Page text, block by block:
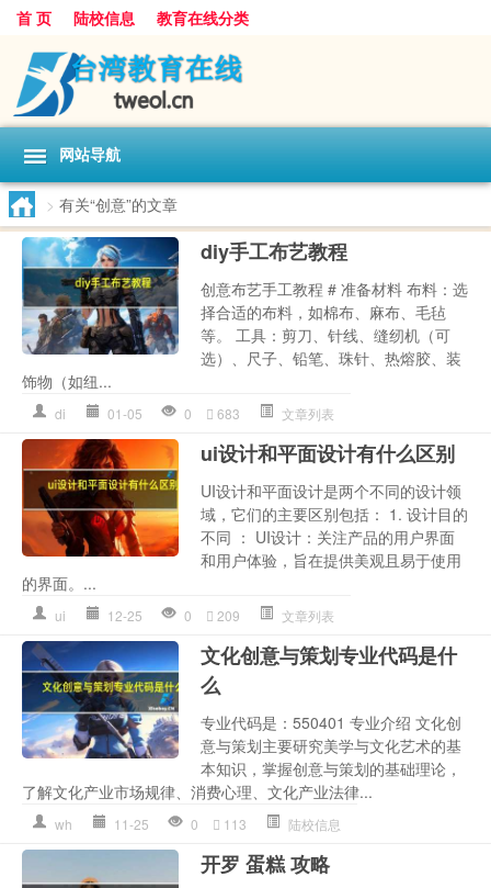
首 页 陆校信息 教育在线分类
网站导航
> 有关“创意”的文章
diy手工布艺教程
创意布艺手工教程 # 准备材料 布料：选
择合适的布料，如棉布、麻布、毛毡
等。 工具：剪刀、针线、缝纫机（可
选）、尺子、铅笔、珠针、热熔胶、装
饰物（如纽...
di 01-05 0 683 文章列表
ui设计和平面设计有什么区别
UI设计和平面设计是两个不同的设计领
域，它们的主要区别包括： 1. 设计目的
不同 ： UI设计：关注产品的用户界面
和用户体验，旨在提供美观且易于使用
的界面。...
ui 12-25 0 209 文章列表
文化创意与策划专业代码是什
么
专业代码是：550401 专业介绍 文化创
意与策划主要研究美学与文化艺术的基
本知识，掌握创意与策划的基础理论，
了解文化产业市场规律、消费心理、文化产业法律...
wh 11-25 0 113 陆校信息
开罗 蛋糕 攻略